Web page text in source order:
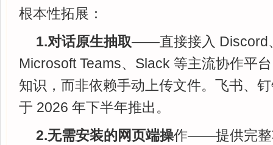
根本性拓展：
1.对话原生抽取——直接接入 Discord
Microsoft Teams、Slack 等主流协作平
知识，而非依赖手动上传文件。飞书、
于 2026 年下半年推出。
2.无需安装的网页端操作——提供完整